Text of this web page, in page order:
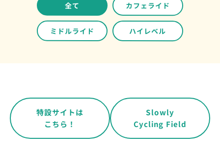
全て カフェライド
ミドルライド ハイレベル
特設サイトは
こちら！
Slowly
Cycling Field